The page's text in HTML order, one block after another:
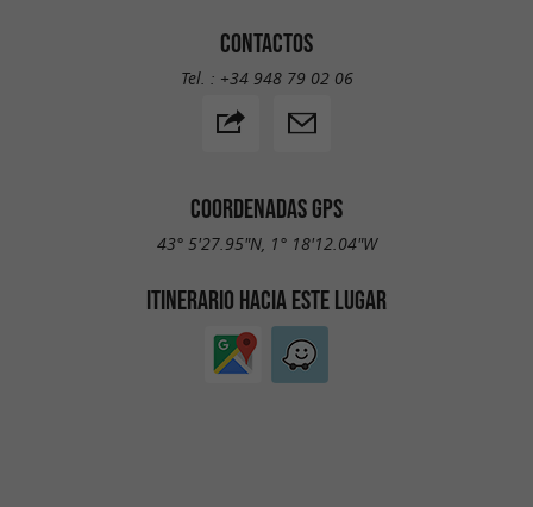
CONTACTOS
Tel. : +34 948 79 02 06
COORDENADAS GPS
43° 5'27.95"N, 1° 18'12.04"W
ITINERARIO HACIA ESTE LUGAR